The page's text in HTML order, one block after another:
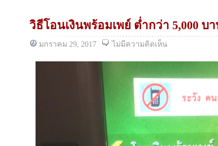
วิธีโอนเงินพร้อมเพย์ ต่ำกว่า 5,000 บ
มกราคม 29, 2017 ไม่มีความคิดเห็น